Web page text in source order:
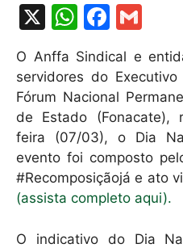
X
W
h
at
s
A
p
p
F
c
e
b
o
o
k
ai
l
O Anffa Sindical e
servidores do
Fórum Nacional
de Estado (Fonacate),
feira (07/03), o Dia
evento foi composto
#Recomposiçãojá e ato
(assista completo aqui).
O indicativo do Dia